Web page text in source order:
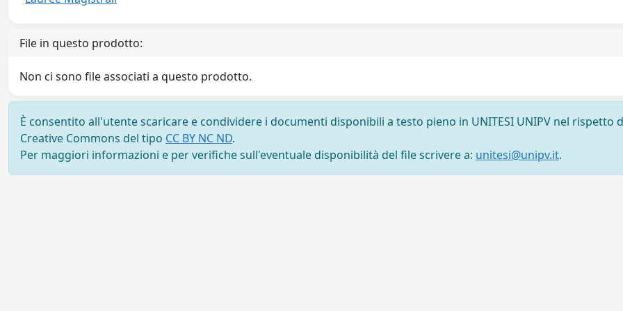
File in questo prodotto:
Non ci sono file associati a questo prodotto.
È consentito all'utente scaricare e condividere i documenti disponibili a testo pieno in UNITESI UNIPV nel rispetto
Creative Commons del tipo CC BY NC ND.
Per maggiori informazioni e per verifiche sull'eventuale disponibilità del file scrivere a: unitesi@unipv.it.